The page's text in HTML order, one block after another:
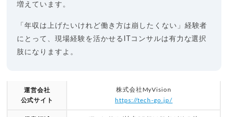
増えています。
「年収は上げたいけれど働き方は崩したくない」経験者
にとって、現場経験を活かせるITコンサルは有力な選択
肢になりますよ。
運営会社
公式サイト
株式会社MyVision
https://tech-go.jp/